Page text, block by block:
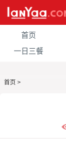
首页
一日三餐
首页 >